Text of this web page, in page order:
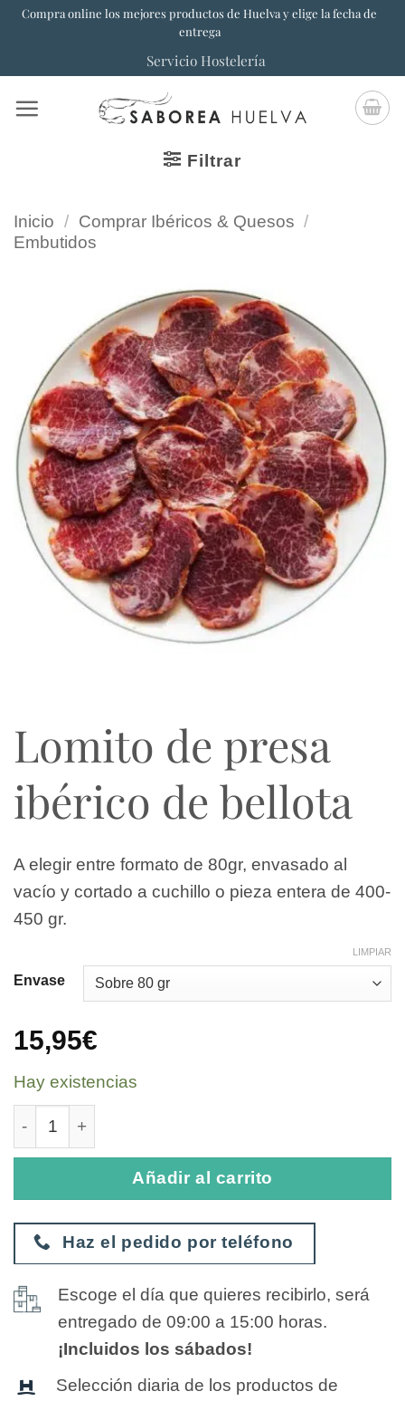
SaltarCompra online los mejores productos de Huelva y elige la fecha de
entrega
Servicio Hostelería
Filtrar
Inicio / Comprar Ibéricos & Quesos /
Embutidos
Lomito de presa
ibérico de bellota
A elegir entre formato de 80gr, envasado al
vacío y cortado a cuchillo o pieza entera de 400-
450 gr.
Envase
LIMPIAR
15,95€
Hay existencias
Añadir al carrito
Haz el pedido por teléfono
Escoge el día que quieres recibirlo, será
entregado de 09:00 a 15:00 horas.
¡Incluidos los sábados!
Selección diaria de los productos de